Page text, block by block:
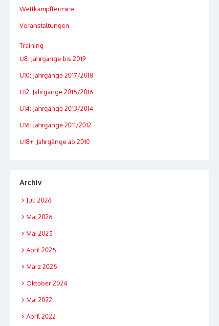
Wettkampftermine
Veranstaltungen
Training
U8: Jahrgänge bis 2019
U10: Jahrgänge 2017/2018
U12: Jahrgänge 2015/2016
U14: Jahrgänge 2013/2014
U16: Jahrgänge 2011/2012
U18+: Jahrgänge ab 2010
Archiv
Juli 2026
Mai 2026
Mai 2025
April 2025
März 2025
Oktober 2024
Mai 2022
April 2022